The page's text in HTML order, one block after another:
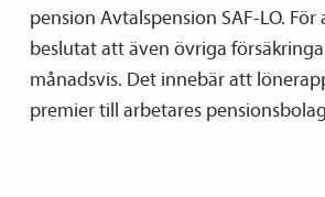
pension Avtals­pension SAF-LO.
beslutat att även övriga
månadsvis. Det innebär att
premier till arbetares